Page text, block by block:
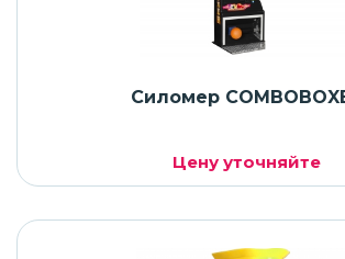
Силомер
Цену уточняйте